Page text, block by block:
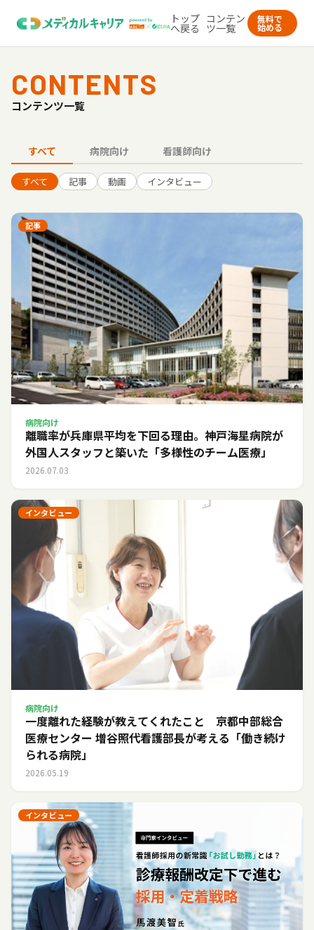
トップ
へ戻る
コンテン
ツ一覧
無料で
始める
CONTENTS
コンテンツ一覧
すべて 病院向け 看護師向け
すべて 記事 動画 インタビュー
記事
病院向け
離職率が兵庫県平均を下回る理由。神戸海星病院が
外国人スタッフと築いた「多様性のチーム医療」
2026.07.03
インタビュー
病院向け
一度離れた経験が教えてくれたこと 京都中部総合
医療センター 増谷照代看護部長が考える「働き続け
られる病院」
2026.05.19
インタビュー